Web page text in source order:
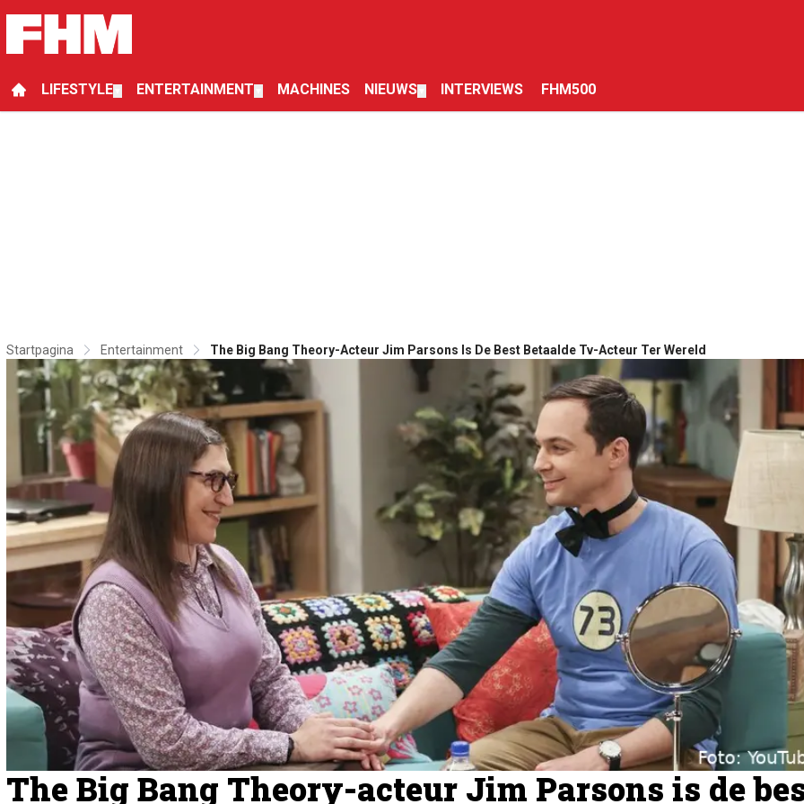
LIFESTYLE ENTERTAINMENT MACHINES NIEUWS INTERVIEWS FHM500
Startpagina Entertainment The Big Bang Theory-Acteur Jim Parsons Is De Best Betaalde Tv-Acteur Ter Wereld
The Big Bang Theory-acteur Jim Parsons is de